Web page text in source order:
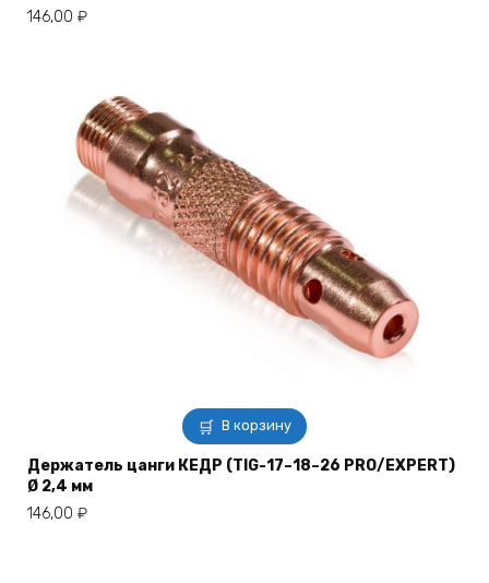
146,00 ₽
В корзину
Держатель цанги КЕДР (TIG-17–18–26 PRO/EXPERT)
Ø 2,4 мм
146,00 ₽